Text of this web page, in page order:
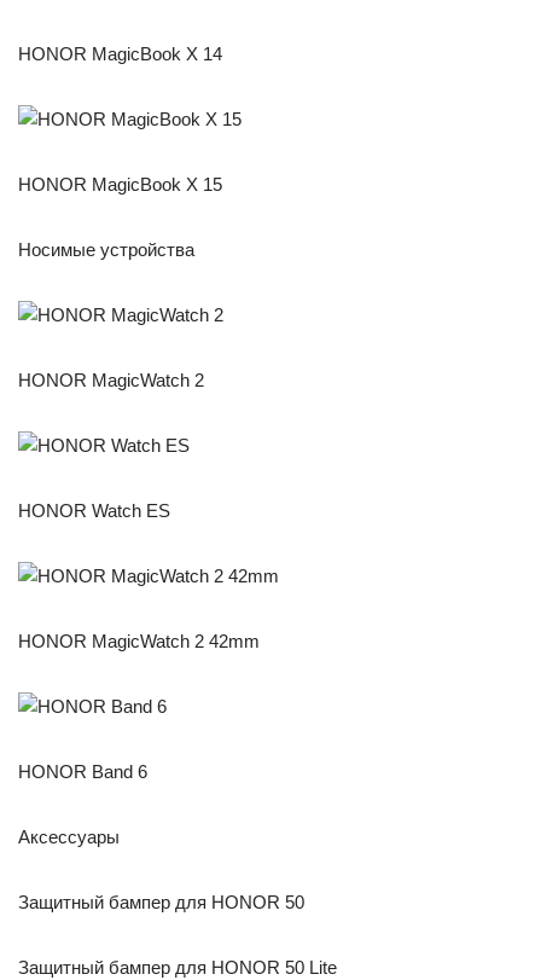
HONOR MagicBook X 14
HONOR MagicBook X 15
Носимые устройства
HONOR MagicWatch 2
HONOR Watch ES
HONOR MagicWatch 2 42mm
HONOR Band 6
Аксессуары
Защитный бампер для HONOR 50
Защитный бампер для HONOR 50 Lite